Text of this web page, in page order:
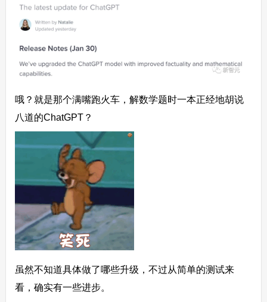
哦？就是那个满嘴跑火车，解数学题时一本正经地胡说
八道的ChatGPT？
虽然不知道具体做了哪些升级，不过从简单的测试来
看，确实有一些进步。